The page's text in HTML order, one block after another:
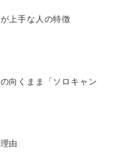
上手な人の特徴
向くまま「ソロキャン
由